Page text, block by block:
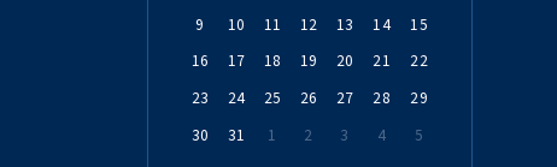
9
10 11 12 13 14
15
16
17 18 19 20 21
22
23
24 25 26 27 28
29
30
31 1 2 3 4 5